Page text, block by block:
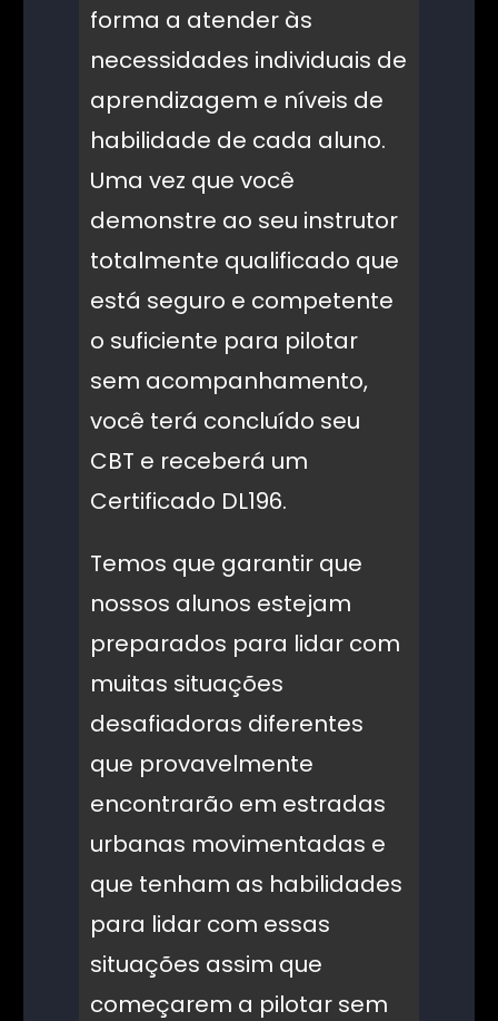
forma a atender às
necessidades individuais de
aprendizagem e níveis de
habilidade de cada aluno.
Uma vez que você
demonstre ao seu instrutor
totalmente qualificado que
está seguro e competente
o suficiente para pilotar
sem acompanhamento,
você terá concluído seu
CBT e receberá um
Certificado DL196.
Temos que garantir que
nossos alunos estejam
preparados para lidar com
muitas situações
desafiadoras diferentes
que provavelmente
encontrarão em estradas
urbanas movimentadas e
que tenham as habilidades
para lidar com essas
situações assim que
começarem a pilotar sem